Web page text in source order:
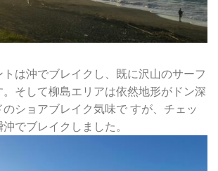
は沖でブレイクし、既に沢山のサーフ
。そして柳島エリアは依然地形がドン深
ショアブレイク気味で すが、チェッ
でブレイクしました。